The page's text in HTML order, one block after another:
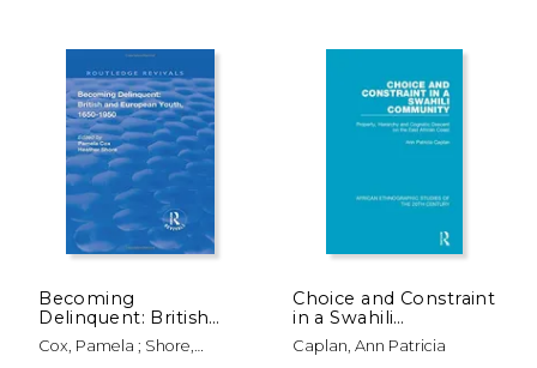
Becoming
Delinquent: British
and European Youth,
1650-1950 (en Inglés)
Cox, Pamela ; Shore,
Choice and Constraint
in a Swahili
Community:
Property, Hierarchy
Caplan, Ann Patricia